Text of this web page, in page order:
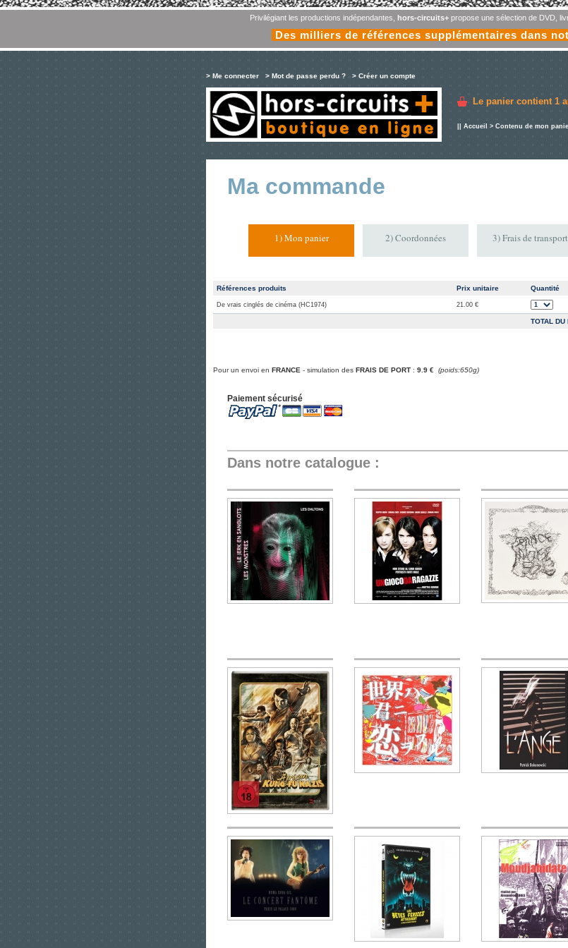
Privilégiant les productions indépendantes, hors-circuits+propose une sélection de DVD,
Des milliers de références supplémentaires dans
> Me connecter > Mot de passe perdu ? > Créer un compte
Le panier contient 1
Accueil > Contenu de mon
Ma commande
1) Mon panier 2) Coordonnées 3) Frais de transport
Références produits Prix unitaire Quantité
De vrais cinglés de cinéma (HC1974) 21.00 €
TOTAL DU
Pour un envoi en FRANCE - simulation des FRAIS DE PORT : 9.9 € (poids:650g)
Paiement sécurisé
Dans notre catalogue :